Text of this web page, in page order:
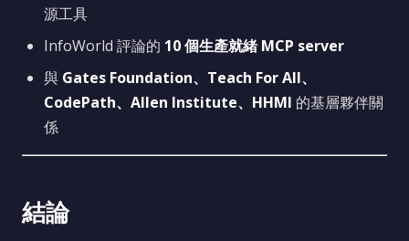
源工具
InfoWorld 評論的 10 個生產就緒 MCP server
與 Gates Foundation、Teach For All、
CodePath、Allen Institute、HHMI 的基層夥伴關
係
結論